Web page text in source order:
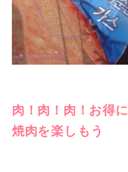
肉！肉！肉！お得
焼肉を楽しもう